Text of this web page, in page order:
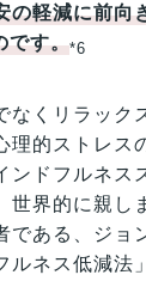
の軽減に前向
です。*6
なくリラック
理的ストレス
ドフルネス
世界的に親し
である、ジョ
ルネス低減法